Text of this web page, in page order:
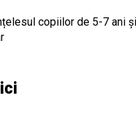
copiilor de 5-7 ani